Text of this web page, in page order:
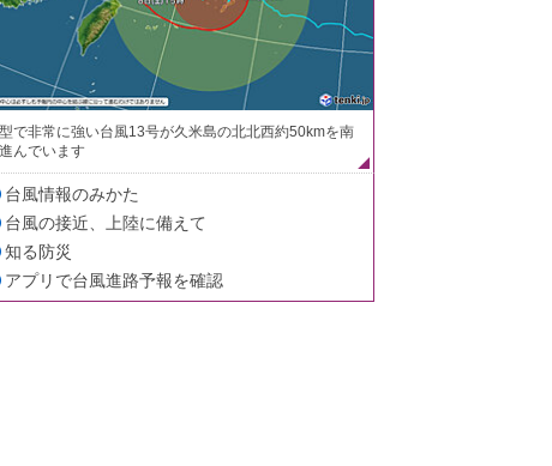
で非常に強い台風13号が久米島の北北西約50kmを南
んでいます
台風情報のみかた
台風の接近、上陸に備えて
知る防災
アプリで台風進路予報を確認